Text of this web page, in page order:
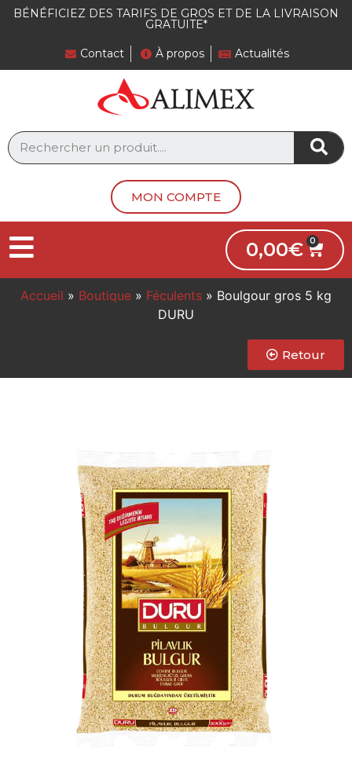
BÉNÉFICIEZ DES TARIFS DE GROS ET DE LA LIVRAISON
GRATUITE*
Contact À propos Actualités
MON COMPTE
0,00€
Accueil » Boutique » Féculents » Boulgour gros 5 kg
DURU
Retour